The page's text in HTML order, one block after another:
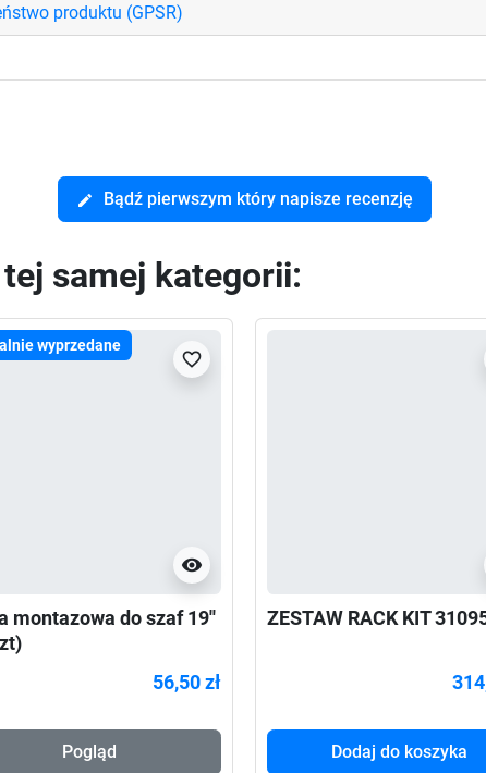
produktu (GPSR)
edit Bądź pierwszym który napisze recenzję
samej kategorii:
wyprzedane
visibility
favorite_border
montazowa do szaf 19''
56,50 zł
Pogląd
ZESTAW RACK KIT
Dodaj do koszyka